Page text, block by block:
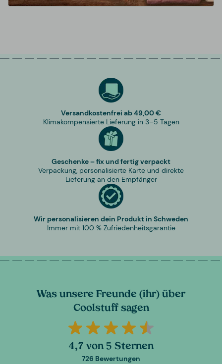
Versandkostenfrei ab 49,00 €
Klimakompensierte Lieferung in 3–5 Tagen
Geschenke – fix und fertig verpackt
Verpackung, personalisierte Karte und direkte
Lieferung an den Empfänger
Wir personalisieren dein Produkt in Schweden
Immer mit 100 % Zufriedenheitsgarantie
Was unsere Freunde (ihr) über
Coolstuff sagen
4,7 von 5 Sternen
726 Bewertungen